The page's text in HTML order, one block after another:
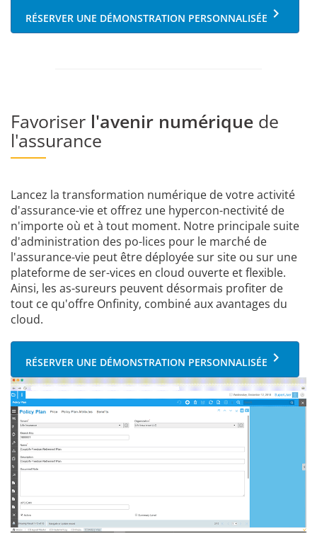
RÉSERVER UNE DÉMONSTRATION PERSONNALISÉE keyboard_arrow_right
Favoriser l'avenir numérique de
l'assurance
Lancez la transformation numérique de votre activité
d'assurance-vie et offrez une hypercon-nectivité de
n'importe où et à tout moment. Notre principale suite
d'administration des po-lices pour le marché de
l'assurance-vie peut être déployée sur site ou sur une
plateforme de ser-vices en cloud ouverte et flexible.
Ainsi, les as-sureurs peuvent désormais profiter de
tout ce qu'offre Onfinity, combiné aux avantages du
cloud.
RÉSERVER UNE DÉMONSTRATION PERSONNALISÉE keyboard_arrow_right